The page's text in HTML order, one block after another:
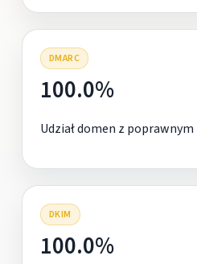
DMARC
100.0%
Udział domen z poprawnym
DKIM
100.0%